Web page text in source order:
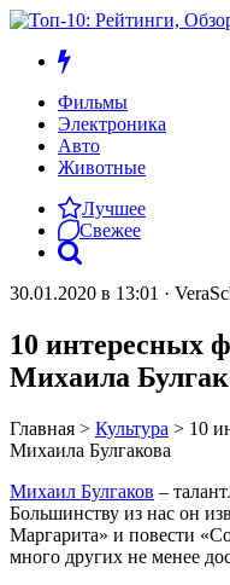
Фильмы
Электроника
Авто
Животные
Лучшее
Свежее
30.01.2020 в 13:01 ·
10 интересных
Михаила
Главная > Культура > 10
Михаила Булгакова
Михаил Булгаков –
Большинству из нас он
Маргарита» и повести
много других не менее